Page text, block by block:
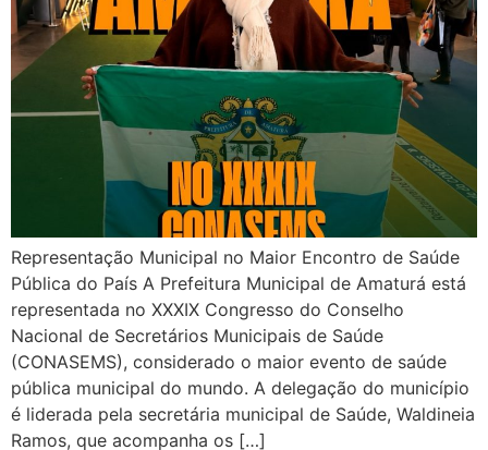
Representação Municipal no Maior Encontro de Saúde
Pública do País A Prefeitura Municipal de Amaturá está
representada no XXXIX Congresso do Conselho
Nacional de Secretários Municipais de Saúde
(CONASEMS), considerado o maior evento de saúde
pública municipal do mundo. A delegação do município
é liderada pela secretária municipal de Saúde, Waldineia
Ramos, que acompanha os […]